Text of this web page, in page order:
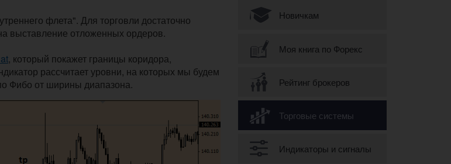
Новичкам
Моя книга по Форекс
Рейтинг брокеров
Торговые системы
Индикаторы и сигналы
флета". Для торговли достаточно
выставление отложенных ордеров.
, который покажет границы коридора,
рассчитает уровни, на которых мы будем
Фибо от ширины диапазона.